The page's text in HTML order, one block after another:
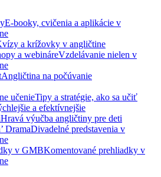
E-booky, cvičenia a aplikácie v
a krížovky v angličtine
a webináreVzdelávanie nielen v
Angličtina na počúvanie
učenieTipy a stratégie, ako sa učiť
a efektívnejšie
Hravá výučba angličtiny pre deti
DramaDivadelné predstavenia v
v GMBKomentované prehliadky v